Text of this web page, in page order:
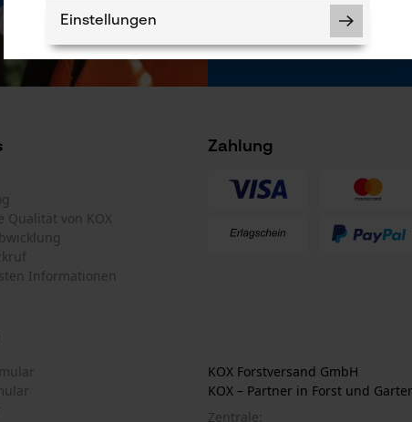
*** Einlösbar
Qualität von KOX
Informationen
Zahlung
KOX Forstversand GmbH
KOX – Partner in Forst und
Zentrale:
Einstellungen